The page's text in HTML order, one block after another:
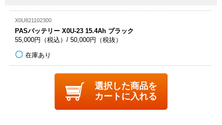
X0U821102300
PASバッテリー X0U-23 15.4Ah ブラック
55,000円（税込）/ 50,000円（税抜）
在庫あり
選択した商品を
カートに入れる